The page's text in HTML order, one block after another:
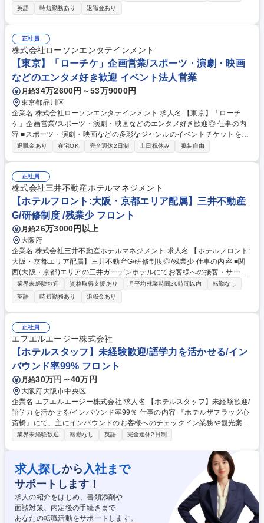
様々なお客様と接しながら当社にて良い キャリアステップを歩んで頂きた
いと考えております！ 【詳細】接客業務、予約(電話対応)業務などのフロ
ント業務をご担当いただき、ゆくゆくはホテル運営全般に関わるマネジメ
ント業務お任せいたします。 【働き方】残業月10～20H程度/月8～10日
休のシフト勤務/夜勤あり 【研修制度】基本的な接遇研修に加え、リーダ
ー研修や管理職を目指す社員のための研修など成長ステージに応じて様々
な研修を用意しております。 募集職種 【ホテルフロント(管理職候補):関
東配属】三井不動産G/住宅補助・研修制度◎
英語
時短勤務あり 退職金あり
正社員
株式会社ローソンエンタテインメント
【東京】「ローチケ」企画営業/スポーツ・演劇・映画
などのエンタメ好き歓迎 イベント法人営業
月給34万2600円～53万9000円
東京都品川区
企業名 株式会社ローソンエンタテインメント 求人名 【東京】「ローチ
ケ」企画営業/スポーツ・演劇・映画などのエンタメ好き歓迎◎ 仕事の内
容 ■スポーツ・演劇・映画などの多彩なジャンルのイベントチケットを扱
い、販売だけではなくツアー企画やファンクラブの運営、イベント企画も
存顧客との取引ですが、競合や未取引先へのアプローチも重要。1件でも
多くのイベントや顧客を獲得する姿勢も求められます。数字への意識を持
ち、成果にこだわれる方を歓迎します。【具体的には】仕入れ営業/販促企
画立案/受注後運営/新規ビジネスの提案/プロモーション効果や販売状況の
取りまとめ・報告/社内の各部署へ業務依頼/調整業務/現場立会い 等 募集職
種 【東京】「ローチケ」企画営業/スポーツ・演劇・映画などのエンタメ
好き歓迎◎
退職金あり 在宅OK 完全週休2日制 土日祝休み 服装自由
正社員
株式会社三井不動産ホテルマネジメント
【ホテルフロント:大阪・京都エリア配属】三井不動産
G/研修制度 /残業少 フロント
月給26万3000円以上
大阪府
企業名 株式会社三井不動産ホテルマネジメント 求人名 【ホテルフロント:
大阪・京都エリア配属】三井不動産G/研修制度◎/残業少 仕事の内容 ■関
西(大阪・京都)エリアの三井ガーデンホテルにてお客様への接客・サービ
ス・おもてなしを行って頂きます。国内外問わず様々なお客様と接しなが
ら当社にて良いキャリアステップを歩んでいただきたいと考 えておりま
す！ 【詳細】接客(フロント)業務及び予約(電話対応)業務 【働き方】残業
月10～20H程度/月8～10日休のシフト勤務/夜勤あり 【研修制度】基本的
な接遇研修からフロント業務まで研修制度が充実しており、成長ステージ
に応じて様々な研修を受講頂けます。 【キャリアプラン】スタッフ⇒リー
ダー⇒マネージャー等ご自身の頑張りによりしっかりキャリアアップいた
だける環境です。 募集職種 【ホテルフロント:大阪・京都エリア配属】三
井不動産G/研修制度◎/残業少
業界未経験歓迎 資格取得支援あり 月平均残業時間20時間以内
転勤なし
英語
時短勤務あり 退職金あり
正社員
エフエルエージー株式会社
【ホテルスタッフ】未経験歓迎/語学力を活かせる/イン
バウンド率99% フロント
月給30万円～40万円
大阪府大阪市中央区
企業名 エフエルエージー株式会社 求人名 【ホテルスタッフ】未経験歓迎/
語学力を活かせる/インバウンド率99％ 仕事の内容 『ホテルザフラッグ心
斎橋』にて、主にインバウンドのお客様へのチェックイン業務や観光案
内、予約変更の相談など、多岐にわたる業務をお任せします。情報共有レ
ウトや道案内・観光案内などのサービス ■ゲストの意見を反映したサービ
ス改善、マーケティング提案 ■電話やメールでの新規予約、変更 ■他部署
を巻き込んだゲストへのサービス提供 など 1日の宿泊人数の上限を設け、
深く丁寧にゲストと向き合うインバウンド率99%のホテルです。スタッフ
全員が英語対応可能、フランス語・中国語・ドイツ語・広東語の多言語対
応をしています。 募集職種 【ホテルスタッフ】未経験歓迎/語学力を活か
せる/インバウンド率99％
業界未経験歓迎 転勤なし 英語 完全週休2日制
求人探しから 入社まで
サポートします！
求人の紹介をはじめ、書類添削や
面談対策、内定後の手続きまで
あなたの転職活動をサポートします。